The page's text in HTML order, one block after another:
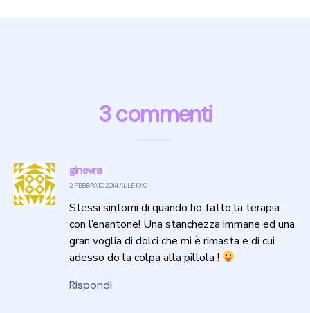
3 commenti
ginevra
2 FEBBRAIO 2014 ALLE 19:10
Stessi sintomi di quando ho fatto la terapia
con l’enantone! Una stanchezza immane ed una
gran voglia di dolci che mi è rimasta e di cui
adesso do la colpa alla pillola !
Rispondi